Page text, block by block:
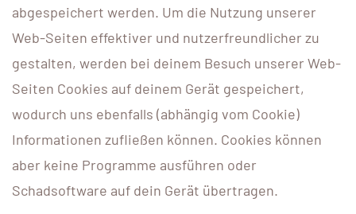
abgespeichert werden. Um die Nutzung unserer
Web-Seiten effektiver und nutzerfreundlicher zu
gestalten, werden bei deinem Besuch unserer Web-
Seiten Cookies auf deinem Gerät gespeichert,
wodurch uns ebenfalls (abhängig vom Cookie)
Informationen zufließen können. Cookies können
aber keine Programme ausführen oder
Schadsoftware auf dein Gerät übertragen.